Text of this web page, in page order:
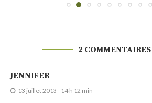
2 COMMENTAIRES
JENNIFER
13 juillet 2013 - 14 h 12 min